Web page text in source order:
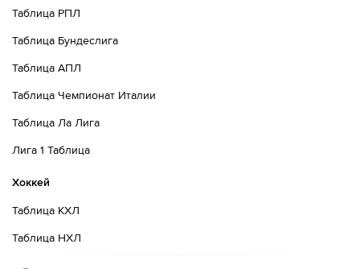
Таблица РПЛ
Таблица Бундеслига
Таблица АПЛ
Таблица Чемпионат Италии
Таблица Ла Лига
Лига 1 Таблица
Хоккей
Таблица КХЛ
Таблица НХЛ